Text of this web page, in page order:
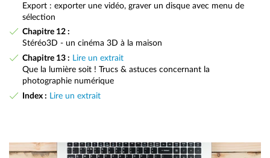
Export : exporter une vidéo, graver un disque avec menu de
sélection
Chapitre 12 :
Stéréo3D - un cinéma 3D à la maison
Chapitre 13 : Lire un extrait
Que la lumière soit ! Trucs & astuces concernant la
photographie numérique
Index : Lire un extrait